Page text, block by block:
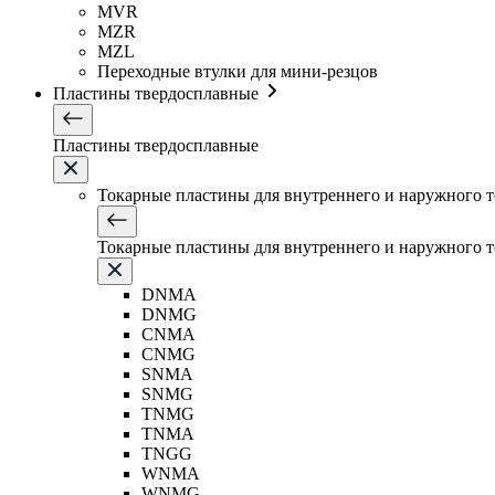
MVR
MZR
MZL
Переходные втулки для мини-резцов
Пластины твердосплавные
Пластины твердосплавные
Токарные пластины для внутреннего и наружного
Токарные пластины для внутреннего и наружного
DNMA
DNMG
CNMA
CNMG
SNMA
SNMG
TNMG
TNMA
TNGG
WNMA